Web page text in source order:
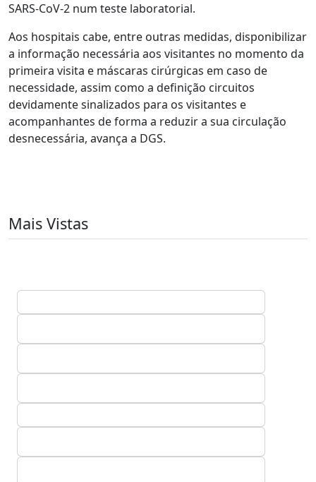
SARS-CoV-2 num teste laboratorial.
Aos hospitais cabe, entre outras medidas, disponibilizar
a informação necessária aos visitantes no momento da
primeira visita e máscaras cirúrgicas em caso de
necessidade, assim como a definição circuitos
devidamente sinalizados para os visitantes e
acompanhantes de forma a reduzir a sua circulação
desnecessária, avança a DGS.
Mais Vistas